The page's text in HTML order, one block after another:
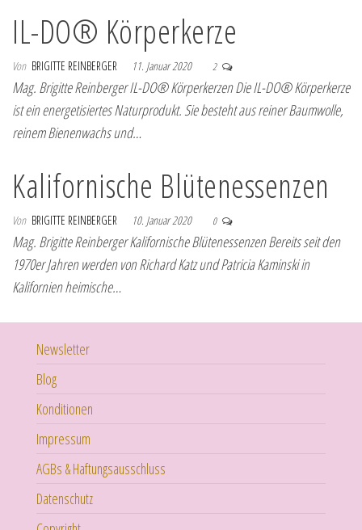
IL-DO® Körperkerze
Von BRIGITTE REINBERGER 11. Januar 2020 2
Mag. Brigitte Reinberger IL-DO® Körperkerzen Die IL-DO® Körperkerze
ist ein energetisiertes Naturprodukt. Sie besteht aus reiner Baumwolle,
reinem Bienenwachs und…
Kalifornische Blütenessenzen
Von BRIGITTE REINBERGER 10. Januar 2020 0
Mag. Brigitte Reinberger Kalifornische Blütenessenzen Bereits seit den
1970er Jahren werden von Richard Katz und Patricia Kaminski in
Kalifornien heimische…
Newsletter
Blog
Konditionen
Impressum
AGBs & Haftungsausschluss
Datenschutz